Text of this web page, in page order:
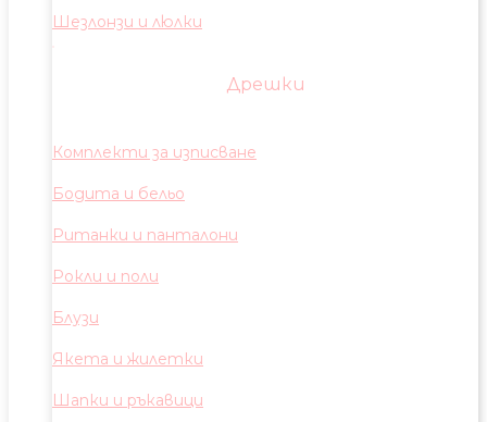
Шезлонзи и люлки
Дрешки
Комплекти за изписване
Бодита и бельо
Ританки и панталони
Рокли и поли
Блузи
Якета и жилетки
Шапки и ръкавици